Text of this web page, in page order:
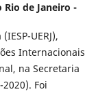
de Janeiro -
UERJ),
Internacionais
na Secretaria
Foi